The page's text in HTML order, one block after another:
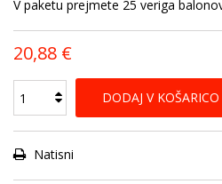
V paketu prejmete 25 veriga
20,88 €
DODAJ V KOŠARICO
Natisni